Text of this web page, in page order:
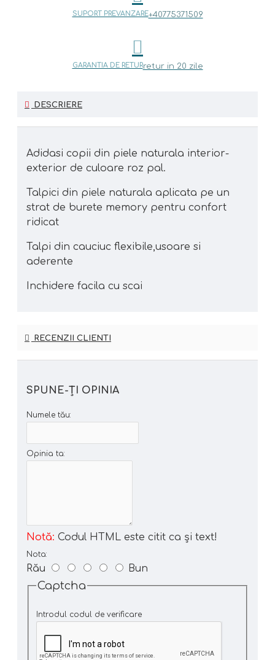
SUPORT PREVANZARE+40775371509
GARANTIA DE RETURretur in 20 zile
DESCRIERE
Adidasi copii din piele naturala interior-
exterior de culoare roz pal.
Talpici din piele naturala aplicata pe un
strat de burete memory pentru confort
ridicat
Talpi din cauciuc flexibile,usoare si
aderente
Inchidere facila cu scai
RECENZII CLIENTI
SPUNE-ŢI OPINIA
Numele tău:
Opinia ta:
Notă: Codul HTML este citit ca şi text!
Nota:
Rău Bun
Captcha
Introdul codul de verificare